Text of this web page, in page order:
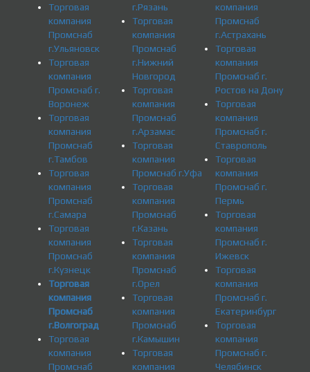
Торговая
компания
Промснаб
г.Ульяновск
Торговая
компания
Промснаб г.
Воронеж
Торговая
компания
Промснаб
г.Тамбов
Торговая
компания
Промснаб
г.Самара
Торговая
компания
Промснаб
г.Кузнецк
Торговая
компания
Промснаб
г.Волгоград
Торговая
компания
Промснаб
г.Рязань
Торговая
компания
Промснаб
г.Нижний
Новгород
Торговая
компания
Промснаб
г.Арзамас
Торговая
компания
Промснаб г.Уфа
Торговая
компания
Промснаб
г.Казань
Торговая
компания
Промснаб
г.Орел
Торговая
компания
Промснаб
г.Камышин
Торговая
компания
компания
Промснаб
г.Астрахань
Торговая
компания
Промснаб г.
Ростов на Дону
Торговая
компания
Промснаб г.
Ставрополь
Торговая
компания
Промснаб г.
Пермь
Торговая
компания
Промснаб г.
Ижевск
Торговая
компания
Промснаб г.
Екатеринбург
Торговая
компания
Промснаб г.
Челябинск